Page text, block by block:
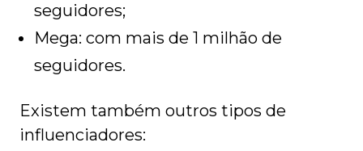
seguidores;
Mega: com mais de 1 milhão de
seguidores.
Existem também outros tipos de
influenciadores: